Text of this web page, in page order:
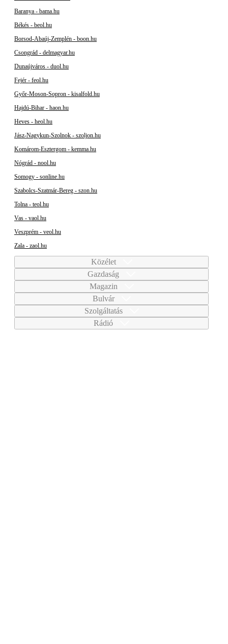
Baranya - bama.hu
Békés - beol.hu
Borsod-Abaúj-Zemplén - boon.hu
Csongrád - delmagyar.hu
Dunaújváros - duol.hu
Fejér - feol.hu
Győr-Moson-Sopron - kisalfold.hu
Hajdú-Bihar - haon.hu
Heves - heol.hu
Jász-Nagykun-Szolnok - szoljon.hu
Komárom-Esztergom - kemma.hu
Nógrád - nool.hu
Somogy - sonline.hu
Szabolcs-Szatmár-Bereg - szon.hu
Tolna - teol.hu
Vas - vaol.hu
Veszprém - veol.hu
Zala - zaol.hu
Közélet
Gazdaság
Magazin
Bulvár
Szolgáltatás
Rádió